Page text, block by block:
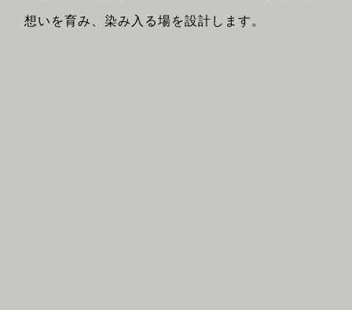
想いを育み、染み入る場を設計します。